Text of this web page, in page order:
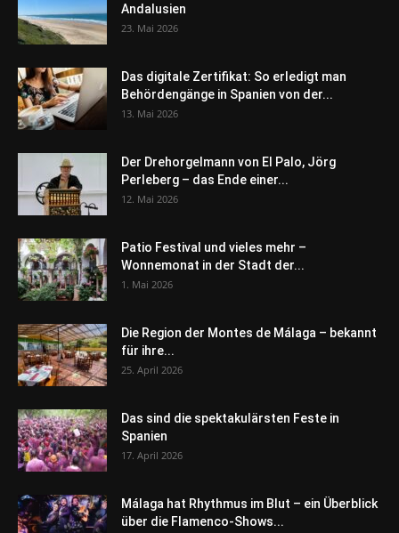
Andalusien
23. Mai 2026
Das digitale Zertifikat: So erledigt man
Behördengänge in Spanien von der...
13. Mai 2026
Der Drehorgelmann von El Palo, Jörg
Perleberg – das Ende einer...
12. Mai 2026
Patio Festival und vieles mehr –
Wonnemonat in der Stadt der...
1. Mai 2026
Die Region der Montes de Málaga – bekannt
für ihre...
25. April 2026
Das sind die spektakulärsten Feste in
Spanien
17. April 2026
Málaga hat Rhythmus im Blut – ein Überblick
über die Flamenco-Shows...